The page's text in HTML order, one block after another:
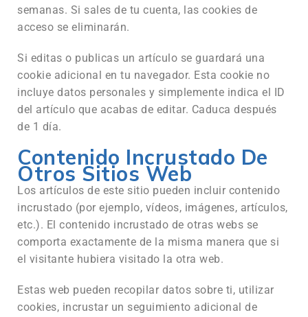
semanas. Si sales de tu cuenta, las cookies de
acceso se eliminarán.
Si editas o publicas un artículo se guardará una
cookie adicional en tu navegador. Esta cookie no
incluye datos personales y simplemente indica el ID
del artículo que acabas de editar. Caduca después
de 1 día.
Contenido Incrustado De
Otros Sitios Web
Los artículos de este sitio pueden incluir contenido
incrustado (por ejemplo, vídeos, imágenes, artículos,
etc.). El contenido incrustado de otras webs se
comporta exactamente de la misma manera que si
el visitante hubiera visitado la otra web.
Estas web pueden recopilar datos sobre ti, utilizar
cookies, incrustar un seguimiento adicional de